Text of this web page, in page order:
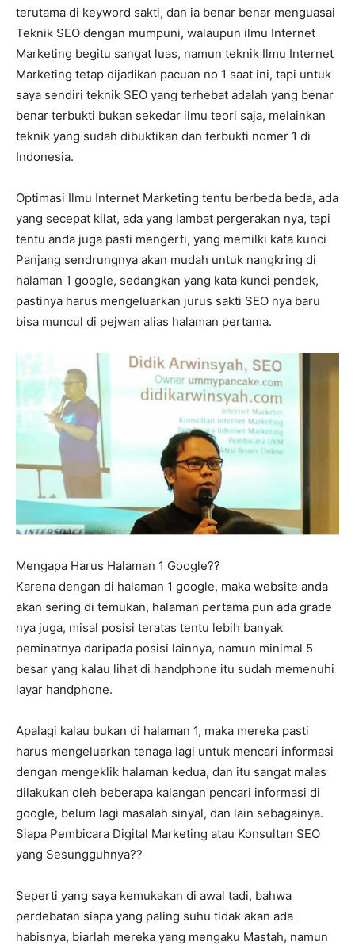
terutama di keyword sakti, dan ia benar benar menguasai
Teknik SEO dengan mumpuni, walaupun ilmu Internet
Marketing begitu sangat luas, namun teknik Ilmu Internet
Marketing tetap dijadikan pacuan no 1 saat ini, tapi untuk
saya sendiri teknik SEO yang terhebat adalah yang benar
benar terbukti bukan sekedar ilmu teori saja, melainkan
teknik yang sudah dibuktikan dan terbukti nomer 1 di
Indonesia.
Optimasi Ilmu Internet Marketing tentu berbeda beda, ada
yang secepat kilat, ada yang lambat pergerakan nya, tapi
tentu anda juga pasti mengerti, yang memilki kata kunci
Panjang sendrungnya akan mudah untuk nangkring di
halaman 1 google, sedangkan yang kata kunci pendek,
pastinya harus mengeluarkan jurus sakti SEO nya baru
bisa muncul di pejwan alias halaman pertama.
Mengapa Harus Halaman 1 Google??
Karena dengan di halaman 1 google, maka website anda
akan sering di temukan, halaman pertama pun ada grade
nya juga, misal posisi teratas tentu lebih banyak
peminatnya daripada posisi lainnya, namun minimal 5
besar yang kalau lihat di handphone itu sudah memenuhi
layar handphone.
Apalagi kalau bukan di halaman 1, maka mereka pasti
harus mengeluarkan tenaga lagi untuk mencari informasi
dengan mengeklik halaman kedua, dan itu sangat malas
dilakukan oleh beberapa kalangan pencari informasi di
google, belum lagi masalah sinyal, dan lain sebagainya.
Siapa Pembicara Digital Marketing atau Konsultan SEO
yang Sesungguhnya??
Seperti yang saya kemukakan di awal tadi, bahwa
perdebatan siapa yang paling suhu tidak akan ada
habisnya, biarlah mereka yang mengaku Mastah, namun